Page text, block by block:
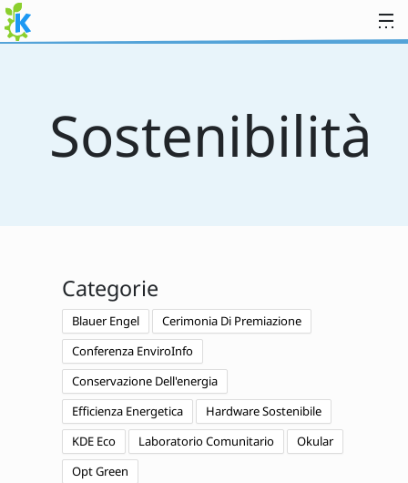
Passa al contenuto
Sostenibilità
Categorie
Blauer Engel
Cerimonia Di Premiazione
Conferenza EnviroInfo
Conservazione Dell'energia
Efficienza Energetica
Hardware Sostenibile
KDE Eco
Laboratorio Comunitario
Okular
Opt Green